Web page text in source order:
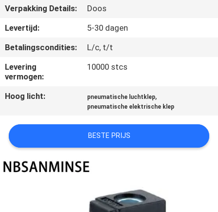
VERZOEK
OM EEN
CITAAT
PRIVACYBELEID
Verpakking Details:
Doos
Levertijd:
5-30 dagen
Betalingscondities:
L/c, t/t
Levering
vermogen:
10000 stcs
Hoog licht: pneumatische luchtklep,
pneumatische elektrische klep
BESTE PRIJS